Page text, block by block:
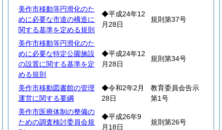
美作市移動等円滑化のた
めに必要な市道の構造に
関する基準を定める規則
◆平成24年12
月28日
規則第37号
美作市移動等円滑化のた
めに必要な特定公園施設
の設置に関する基準を定
める規則
◆平成24年12
月28日
規則第34号
美作市移動図書館の管理
運営に関する要綱
◆令和2年2月
28日
教育委員会告示
第1号
美作市医療体制の整備の
ための調査検討委員会規
◆平成26年9
月18日
規則第26号